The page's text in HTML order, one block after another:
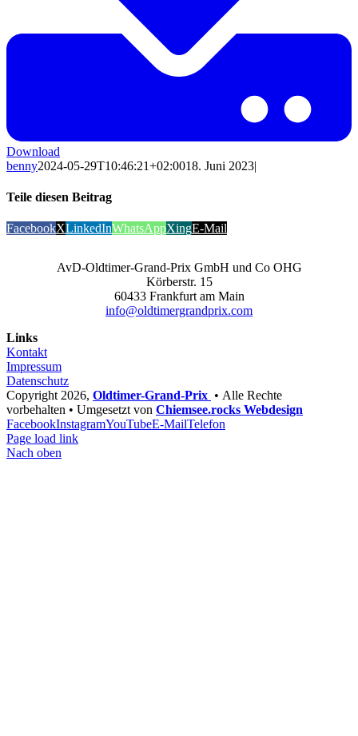
Download
benny2024-05-29T10:46:21+02:0018. Juni 2023|
Teile diesen Beitrag
FacebookXLinkedInWhatsAppXingE-Mail
AvD-Oldtimer-Grand-Prix GmbH und Co OHG
Körberstr. 15
60433 Frankfurt am Main
info@oldtimergrandprix.com
Links
Kontakt
Impressum
Datenschutz
Copyright 2026, Oldtimer-Grand-Prix • Alle Rechte
vorbehalten • Umgesetzt von Chiemsee.rocks Webdesign
FacebookInstagramYouTubeE-MailTelefon
Page load link
Nach oben